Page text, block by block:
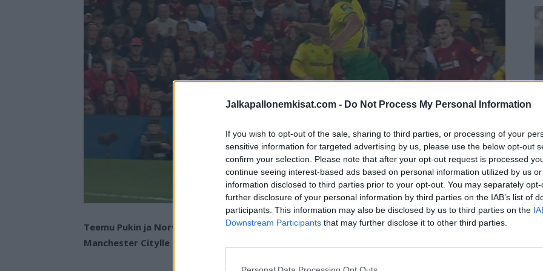
Jalkapallonemkisat.com - Do Not Process My Personal Information
If you wish to opt-out of the sale, sharing to third parties, or processing of your
sensitive information for targeted advertising by us, please use the below opt-out
confirm your selection. Please note that after your opt-out request is processed
continue seeing interest-based ads based on personal information utilized by us
information disclosed to third parties prior to your opt-out. You may separately
further disclosure of your personal information by third parties on the IAB’s list of
participants. This information may also be disclosed by us to third parties on the
Downstream Participants that may further disclose it to other third parties.
Teemu Pukin ja Norwichin Valioliiga-taival päättyi sunnuntaina, kun joukkue kävi häviämässä
Manchester Citylle lukemin 5-0.